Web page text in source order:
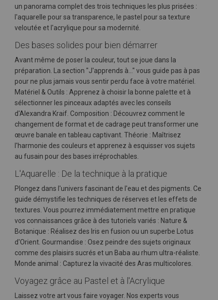
un panorama complet des trois techniques les plus prisées :
l'aquarelle pour sa transparence, le pastel pour sa texture
veloutée et l'acrylique pour sa modernité.
Des bases solides pour bien démarrer
Avant même de poser la couleur, tout se joue dans la
préparation. La section "J'apprends à..." vous guide pas à pas
pour ne plus jamais vous sentir perdu face à votre matériel.
Matériel & Outils : Apprenez à choisir la bonne palette et à
sélectionner les pinceaux adaptés avec les conseils
d'Alexandra Kraif. Composition : Découvrez comment le
changement de format et de cadrage peut transformer une
œuvre banale en tableau captivant. Théorie : Maîtrisez
l'harmonie des couleurs et apprenez à esquisser vos sujets
au fusain pour des bases irréprochables.
L'Aquarelle : De la technique à la pratique
Plongez dans l'univers fascinant de l'eau et des pigments. Ce
guide démystifie les techniques de réserves et les effets de
textures. Vous pourrez immédiatement mettre en pratique
vos connaissances grâce à des tutoriels variés : Nature &
Botanique : Réalisez des Iris en fusion ou un superbe Lotus
d'Orient. Gourmandise : Osez peindre des sujets originaux
comme des plaisirs sucrés et un Baba au rhum ultra-réaliste.
Monde animal : Capturez la vivacité des Aras multicolores.
Voyagez grâce au Pastel et à l'Acrylique
Laissez votre art vous faire voyager. Nos experts vous